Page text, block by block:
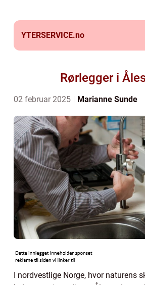
YTERSERVICE.no
Rørlegger i
02 februar 2025 Marianne Sunde
I nordvestlige Norge, hvor naturens